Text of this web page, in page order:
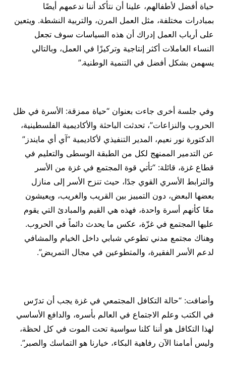
حياة أفضل لأطفالهم، علينا أن نتأكد أننا ندعمهم أيضًا
بمبادرات مختلفة، مثل العمل المرن، والتربية النشطة. ويتعين
على أرباب العمل إدراك أن هذه السياسات سوف تجعل
النساء العاملات أكثر إنتاجية وتركيزًا في العمل، وبالتالي
يسهمن بشكل أفضل في التنمية الوطنية.”
وفي جلسة أخرى جاءت بعنوان “حياة ممزقة: الأسرة في ظل
الحروب والنزاعات”، تحدثت الباحثة والأكاديمية الفلسطينية،
الدكتورة نور نعيم، المدير التنفيذي لأكاديمية “آي أي مايندز”
عن التدمير الممنهج لكل من الطبقة الوسطى والتعليم في
قطاع غزة، قائلة: “تأتي قوة المجتمع في غزة من الأسر
والترابط الأسري القوي جدًا، حيث تنزح الأسر إلى منازل
بعضها البعض، دون التمييز بين القريب والغريب، ويعيشون
معًا كأنهم أسرة واحدة، فهذه هي القيم والمبادئ التي يقوم
عليها المجتمع في غزّة، عكس ما يحدث دائماً في الحروب.
وهناك مجتمع مدني تطوعي شبابي داخل الخيام والمشافي
لدعم الأسر الفقيرة، والمتطوعين في مجال التمريض”.
وأضافت: “حالة التكافل المجتمعي في غزة يجب أن تدرّس
في الكتب وعلم الاجتماع في العالم بأسره، والدافع الأساسي
لهذا التكافل هو أننا كلنا سواسية تحت الموت في كل لحظة،
وليس أمامنا الآن رفاهية البكاء، خيارنا هو التماسك والصبر”.